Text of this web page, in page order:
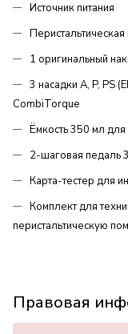
Источник питания
Перистальтическая
1 оригинальный
3 насадки A, P, PS
CombiTorque
Ёмкость 350 мл
2-шаговая педаль
Карта-тестер для
Комплект для
перистальтическую
Правовая